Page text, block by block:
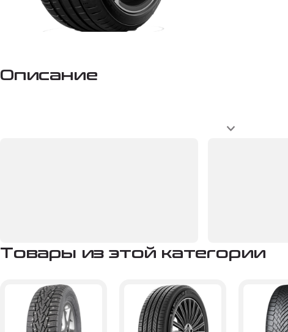
Описание
Товары из этой категории